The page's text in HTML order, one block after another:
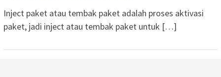
Inject paket atau tembak paket adalah proses aktivasi
paket, jadi inject atau tembak paket untuk […]